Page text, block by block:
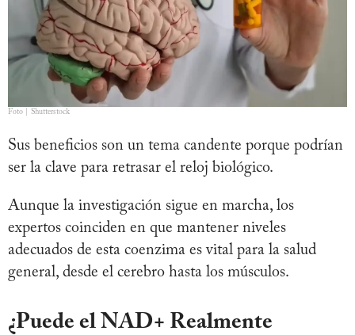
Foto | Shutterstock
Sus beneficios son un tema candente porque podrían
ser la clave para retrasar el reloj biológico.
Aunque la investigación sigue en marcha, los
expertos coinciden en que mantener niveles
adecuados de esta coenzima es vital para la salud
general, desde el cerebro hasta los músculos.
¿Puede el NAD+ Realmente